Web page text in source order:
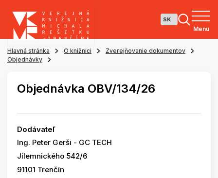
Menu
Hlavná stránka O knižnici
Zverejňovanie dokumentov
Objednávky
Objednávka OBV/134/26
Dodávateľ
Ing. Peter Gerši - GC TECH
Jilemnického 542/6
91101 Trenčín